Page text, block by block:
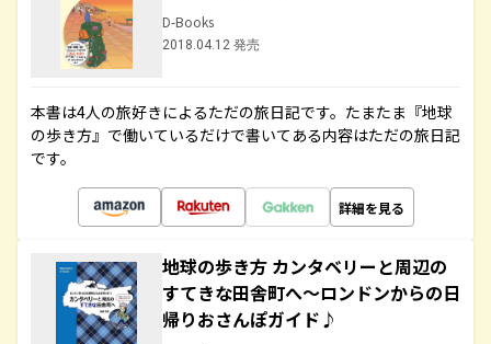
D-Books
2018.04.12 発売
本書は4人の旅好きによるただの旅日記です。たまたま『地球
の歩き方』で働いているだけで書いてある内容はただの旅日記
です。
詳細を見る
地球の歩き方 カンタベリーと周辺の
すてきな田舎町へ～ロンドンからの日
帰りおさんぽガイド♪